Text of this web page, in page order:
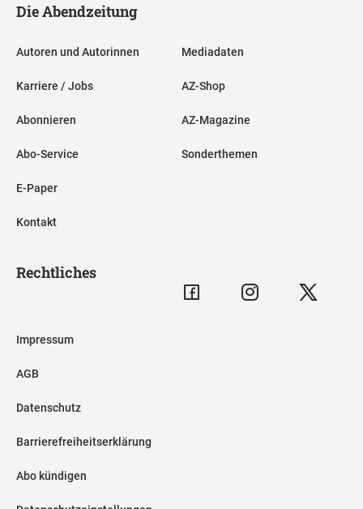
Die Abendzeitung
Autoren und Autorinnen
Karriere / Jobs
Abonnieren
Abo-Service
E-Paper
Kontakt
Mediadaten
AZ-Shop
AZ-Magazine
Sonderthemen
Rechtliches
Impressum
AGB
Datenschutz
Barrierefreiheitserklärung
Abo kündigen